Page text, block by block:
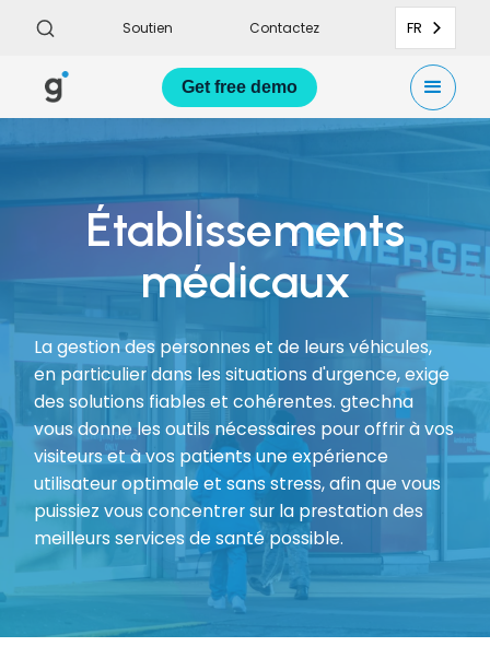
Soutien Contactez FR
Get free demo
Établissements
médicaux
La gestion des personnes et de leurs véhicules,
en particulier dans les situations d'urgence, exige
des solutions fiables et cohérentes. gtechna
vous donne les outils nécessaires pour offrir à vos
visiteurs et à vos patients une expérience
utilisateur optimale et sans stress, afin que vous
puissiez vous concentrer sur la prestation des
meilleurs services de santé possible.